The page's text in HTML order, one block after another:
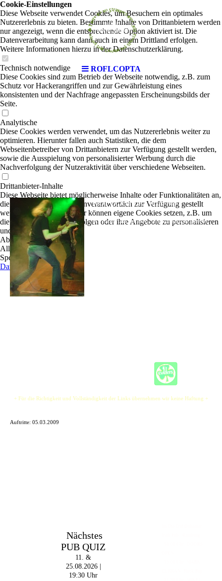
ROFLCOPTA
ROFLCOPTA | Rock-Pop
Wir haben uns vor zwei Jahren zusammengesetzt,
+ Für die Richtigkeit und Vollständigkeit der Links übernehmen wir keine Haftung +
Auftritte: 05.03.2009
Nächstes
PUB QUIZ
11. &
25.08.2026 |
19:30 Uhr
Cookie-Einstellungen
Diese Webseite verwendet Cookies, um Besuchern ein optimales
Nutzererlebnis zu bieten. Bestimmte Inhalte von Drittanbietern werden
nur angezeigt, wenn die entsprechende Option aktiviert ist. Die
Datenverarbeitung kann dann auch in einem Drittland erfolgen.
Weitere Informationen hierzu in der Datenschutzerklärung.
Technisch notwendige
Diese Cookies sind zum Betrieb der Webseite notwendig, z.B. zum
Schutz vor Hackerangriffen und zur Gewährleistung eines
konsistenten und der Nachfrage angepassten Erscheinungsbilds der
Seite.
Analytische
Diese Cookies werden verwendet, um das Nutzererlebnis weiter zu
optimieren. Hierunter fallen auch Statistiken, die dem
Webseitenbetreiber von Drittanbietern zur Verfügung gestellt werden,
sowie die Ausspielung von personalisierter Werbung durch die
Nachverfolgung der Nutzeraktivität über verschiedene Webseiten.
Drittanbieter-Inhalte
Diese Webseite bietet möglicherweise Inhalte oder Funktionalitäten an,
die von Drittanbietern eigenverantwortlich zur Verfügung gestellt
werden. Diese Drittanbieter können eigene Cookies setzen, z.B. um
die Nutzeraktivität zu verfolgen oder ihre Angebote zu personalisieren
und zu optimieren.
Ablehnen
Alle akzeptieren
Speichern
Datenschutz